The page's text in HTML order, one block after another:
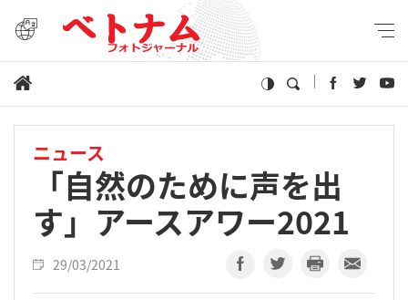
ニュース
「自然のために声を出
す」アースアワー2021
29/03/2021